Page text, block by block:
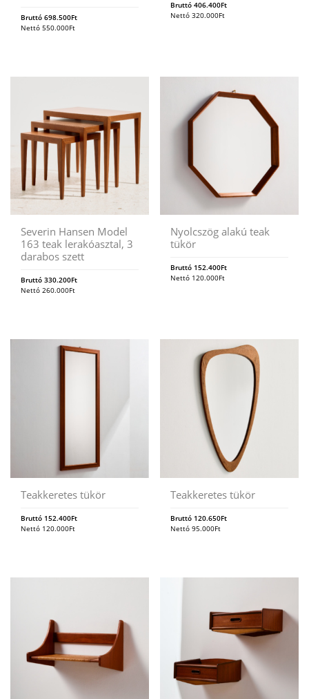
Bruttó 698.500Ft
Nettó 550.000Ft
Bruttó406.400Ft
Nettó320.000Ft
Severin Hansen Model
163 teak lerakóasztal, 3
darabos szett
Bruttó 330.200Ft
Nettó 260.000Ft
Nyolcszög alakú teak
tükör
Bruttó 152.400Ft
Nettó 120.000Ft
Teakkeretes tükör
Bruttó 152.400Ft
Nettó 120.000Ft
Teakkeretes tükör
Bruttó 120.650Ft
Nettó95.000Ft